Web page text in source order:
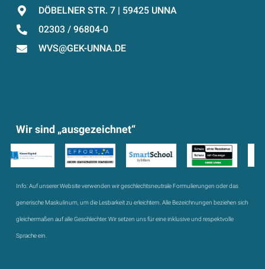
DÖBELNER STR. 7 | 59425 UNNA
02303 / 96804-0
WVS@GEK-UNNA.DE
Wir sind „ausgezeichnet“
Info:Auf unserer Website verwenden wir geschlechtsneutrale Formulierungen oder das
generische Maskulinum, um die Lesbarkeit zu erleichtern. Alle Bezeichnungen beziehen sich
gleichermaßen auf alle Geschlechter. Wir setzen uns für eine inklusive und respektvolle
Sprache ein.